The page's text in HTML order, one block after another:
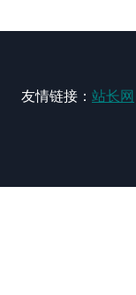
友情链接： 站长网